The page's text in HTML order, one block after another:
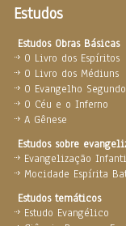
Estudos
Estudos Obras Básicas
O Livro dos Espíritos
O Livro dos Médiuns
O Evangelho
O Céu e o Inferno
A Gênese
Estudos sobre
Evangelização
Mocidade Espírita
Estudos temáticos
Estudo Evangélico